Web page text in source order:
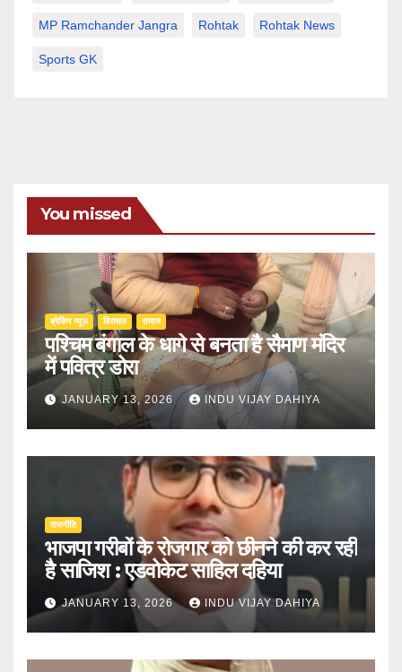
MP Ramchander Jangra Rohtak Rohtak News
Sports GK
You missed
ब्रेकिंग न्यूज़ ‍‍विरासत समाज
पश्चिम बंगाल के धागे से बनता है सैमाण मंदिर
में पवित्र डोरा
JANUARY 13, 2026 INDU VIJAY DAHIYA
राजनीति
भाजपा गरीबों के रोजगार को छीनने की कर रही
है साजिश : एडवोकेट साहिल दहिया
JANUARY 13, 2026 INDU VIJAY DAHIYA